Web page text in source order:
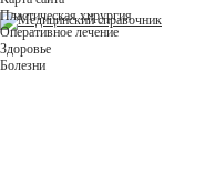
Пластическая хирургия
Оперативное лечение
Здоровье
Болезни